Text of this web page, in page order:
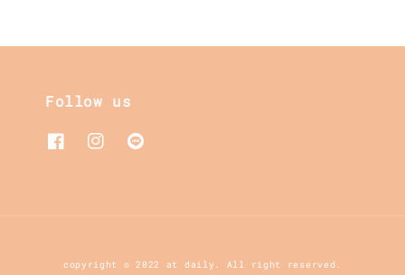
Follow us
copyright © 2022 at daily. All right reserved.